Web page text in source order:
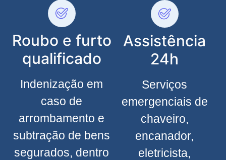
Roubo e furto
qualificado
Indenização em
caso de
arrombamento e
subtração de bens
segurados, dentro
Assistência
24h
Serviços
emergenciais de
chaveiro,
encanador,
eletricista,